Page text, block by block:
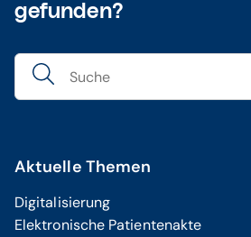
gefunden?
Aktuelle Themen
Digitalisierung
Elektronische Patientenakte